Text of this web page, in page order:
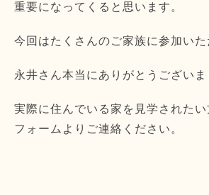
重要になってくると思います。
今回はたくさんのご家族に参加いた
永井さん本当にありがとうございま
実際に住んでいる家を見学された
フォームよりご連絡ください。